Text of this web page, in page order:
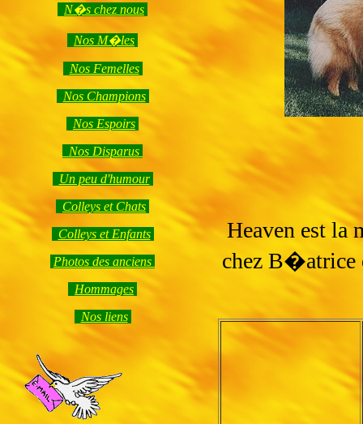
N�s chez nous
Nos M�les
Nos Femelles
Nos Champions
Nos Espoirs
Nos Disparus
Un peu d'humour
Colleys et Chats
Colleys et Enfants
Photos des anciens
Hommages
Nos liens
Heaven est
chez B�atrice